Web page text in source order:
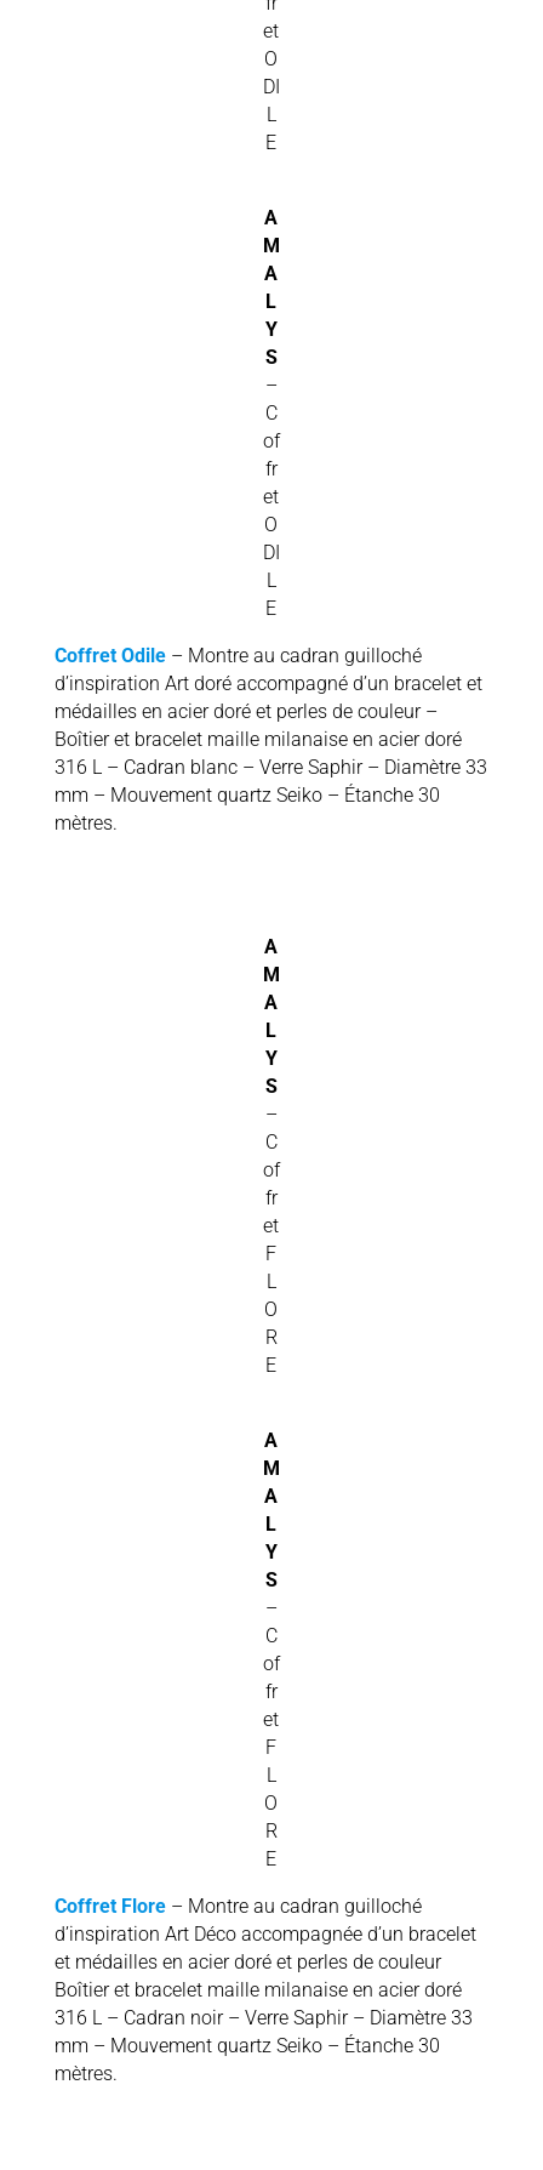
et
O
DI
L
E
A
M
A
L
Y
S
–
C
of
fr
et
O
DI
L
E
Coffret Odile– Montre au cadran guilloché
d’inspiration Art doré accompagné d’un bracelet et
médailles en acier doré et perles de couleur –
Boîtier et bracelet maille milanaise en acier doré
316 L – Cadran blanc – Verre Saphir – Diamètre 33
mm – Mouvement quartz Seiko – Étanche 30
mètres.
A
M
A
L
Y
S
–
C
of
fr
et
F
L
O
R
E
A
M
A
L
Y
S
–
C
of
fr
et
F
L
O
R
E
Coffret Flore– Montre au cadran guilloché
d’inspiration Art Déco accompagnée d’un bracelet
et médailles en acier doré et perles de couleur
Boîtier et bracelet maille milanaise en acier doré
316 L – Cadran noir – Verre Saphir – Diamètre 33
mm – Mouvement quartz Seiko – Étanche 30
mètres.